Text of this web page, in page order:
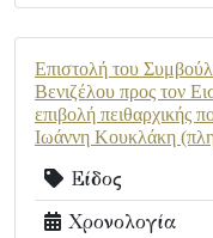
Επιστολή του
Βενιζέλου προς τον
επιβολή πειθαρχικής
Ιωάννη Κουκλάκη
Είδος
Χρονολογία